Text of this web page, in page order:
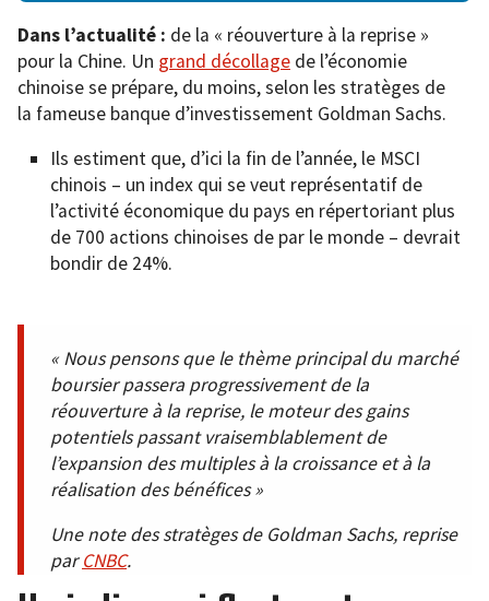
Dans l’actualité : de la « réouverture à la reprise »
pour la Chine. Un grand décollage de l’économie
chinoise se prépare, du moins, selon les stratèges de
la fameuse banque d’investissement Goldman Sachs.
Ils estiment que, d’ici la fin de l’année, le MSCI
chinois – un index qui se veut représentatif de
l’activité économique du pays en répertoriant plus
de 700 actions chinoises de par le monde – devrait
bondir de 24%.
« Nous pensons que le thème principal du marché
boursier passera progressivement de la
réouverture à la reprise, le moteur des gains
potentiels passant vraisemblablement de
l’expansion des multiples à la croissance et à la
réalisation des bénéfices »
Une note des stratèges de Goldman Sachs, reprise
parCNBC.